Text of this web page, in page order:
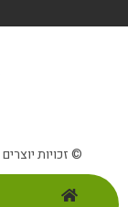
© זכויות יוצרים 2026. כל הזכויות שמורות - ha-kablanim.co.il